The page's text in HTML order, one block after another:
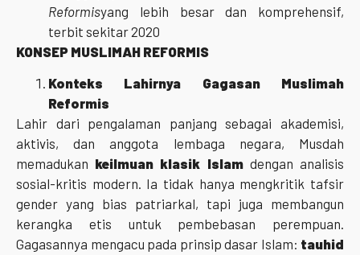
Reformisyang lebih besar dan komprehensif,
terbit sekitar 2020
KONSEP MUSLIMAH REFORMIS
Konteks Lahirnya Gagasan Muslimah
Reformis
Lahir dari pengalaman panjang sebagai akademisi,
aktivis, dan anggota lembaga negara, Musdah
memadukan keilmuan klasik Islamdengan analisis
sosial-kritis modern. Ia tidak hanya mengkritik tafsir
gender yang bias patriarkal, tapi juga membangun
kerangka etis untuk pembebasan perempuan.
Gagasannya mengacu pada prinsip dasar Islam: tauhid